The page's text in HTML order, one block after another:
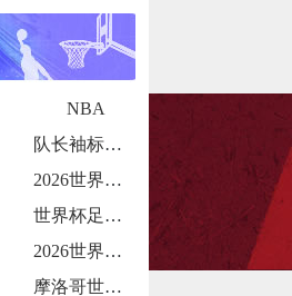
NBA
队长袖标的故事传承与责任
2026世界杯更衣室狂欢视频流出
世界杯足球主题夏令营报名火爆
2026世界杯球队内讧传闻
摩洛哥世界杯淘汰赛赛程